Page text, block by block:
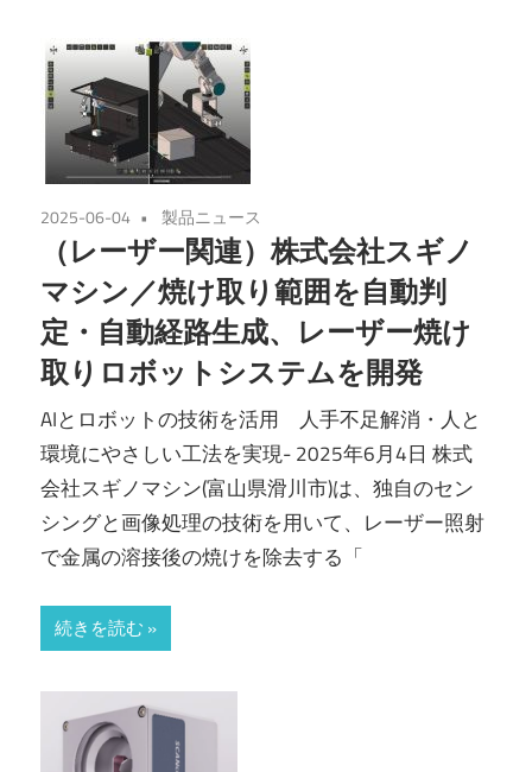
2025-06-04 製品ニュース
（レーザー関連）株式会社スギノ
マシン／焼け取り範囲を自動判
定・自動経路生成、レーザー焼け
取りロボットシステムを開発
AIとロボットの技術を活用 人手不足解消・人と
環境にやさしい工法を実現- 2025年6月4日 株式
会社スギノマシン(富山県滑川市)は、独自のセン
シングと画像処理の技術を用いて、レーザー照射
で金属の溶接後の焼けを除去する「
続きを読む